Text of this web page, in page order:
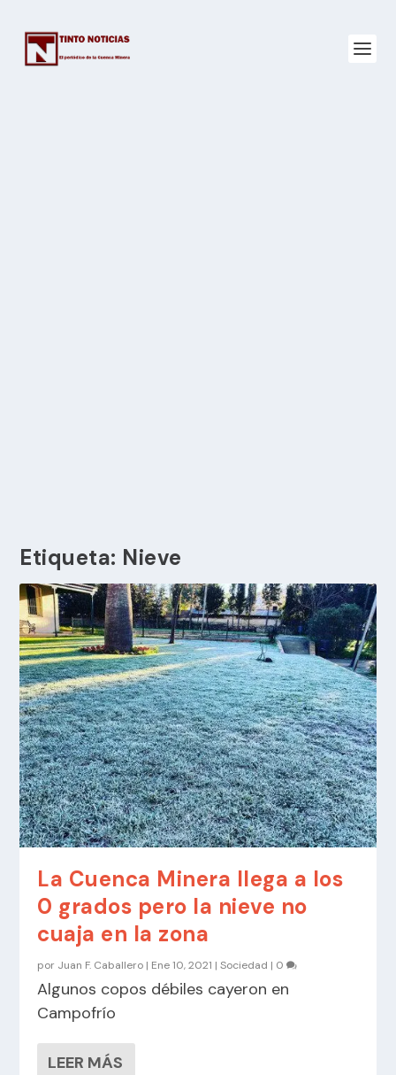
Etiqueta: Nieve
La Cuenca Minera llega a los
0 grados pero la nieve no
cuaja en la zona
por Juan F. Caballero | Ene 10, 2021 |Sociedad | 0
Algunos copos débiles cayeron en
Campofrío
LEER MÁS